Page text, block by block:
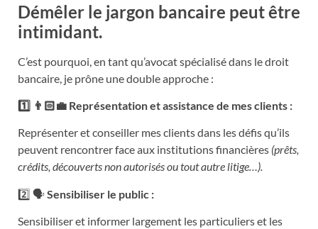
Démêler le jargon bancaire peut être
intimidant.
C’est pourquoi, en tant qu’avocat spécialisé dans le droit
bancaire, je prône une double approche :
1️⃣ 👨🏻‍💼 Représentation et assistance de mes clients :
Représenter et conseiller mes clients dans les défis qu’ils
peuvent rencontrer face aux institutions financières (prêts,
crédits, découverts non autorisés ou tout autre litige…).
2️⃣ 🗣️Sensibiliser le public :
Sensibiliser et informer largement les particuliers et les